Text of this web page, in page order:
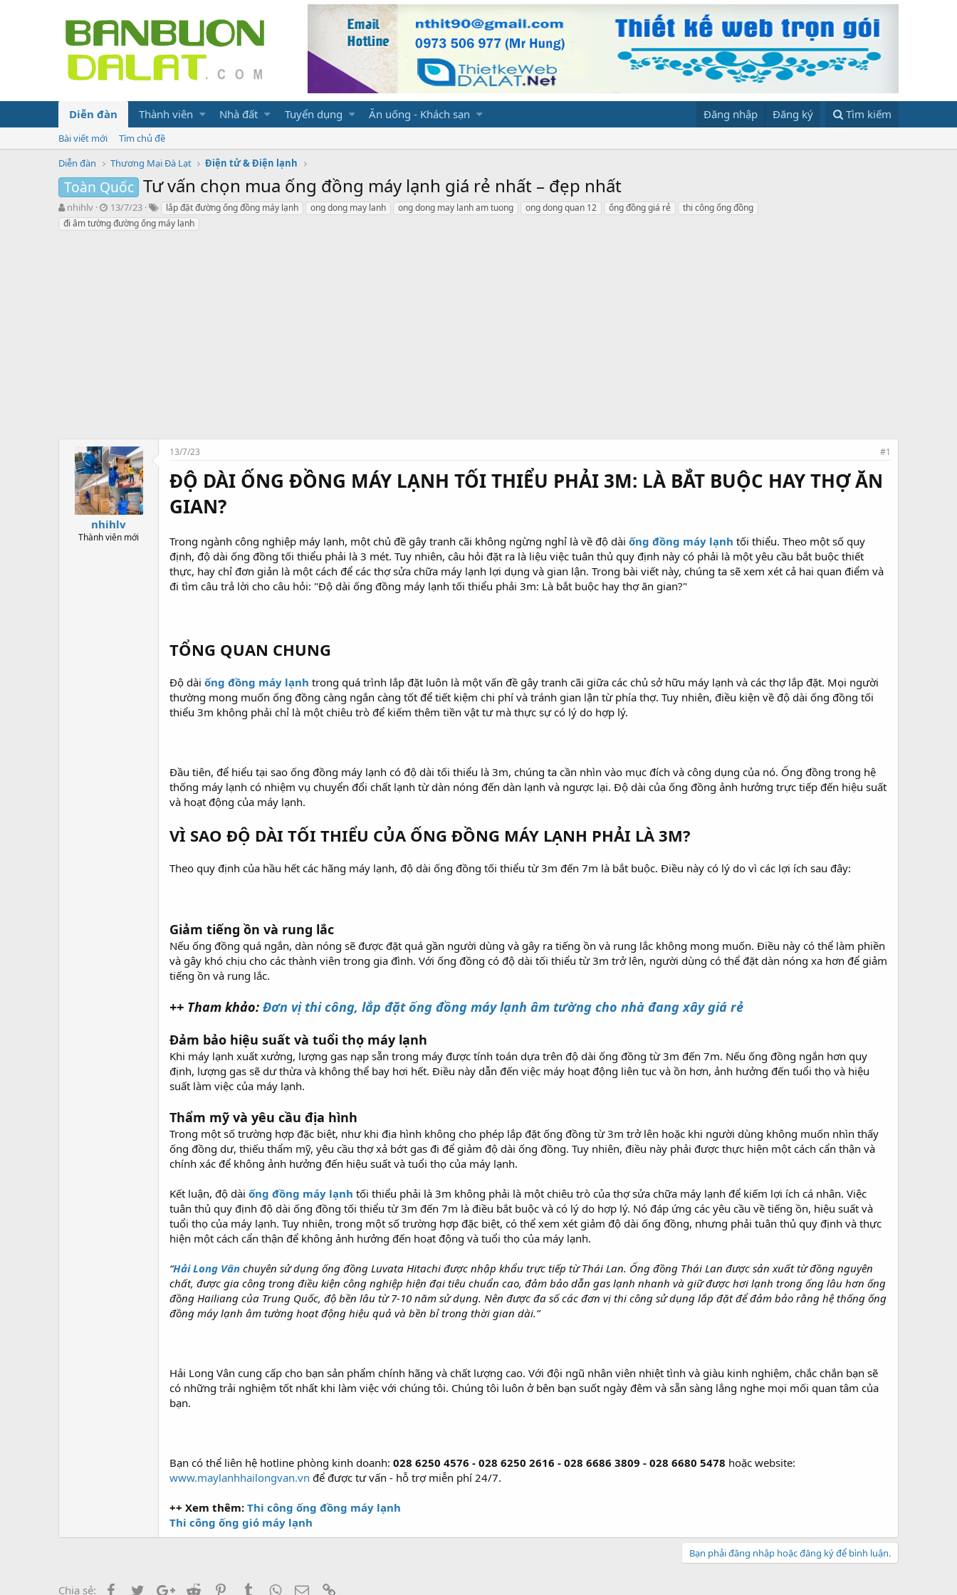
Diễn đàn Thành viên Nhà đất Tuyển dụng Ăn uống - Khách sạn Đăng nhập Đăng ký Tìm kiếm
Bài viết mới
Tìm chủ đề
Diễn đàn
Thương Mại Đà Lạt Điện tử & Điện lạnh
Toàn Quốc Tư vấn chọn mua ống đồng máy lạnh giá rẻ nhất – đẹp nhất
N
g
ư
nhihlv
N
g
à
13/7/23
T
ừ
k
lắp đặt đường ống đồng máy lạnh ong dong may lanh ong dong may lanh am tuong ong dong quan 12 ống đồng giá rẻ
thi công ống đồng
đi âm tường đường ống máy lạnh
nhihlv
Thành viên mới
13/7/23 #1
ĐỘ DÀI ỐNG ĐỒNG MÁY LẠNH TỐI THIỂU PHẢI 3M: LÀ BẮT BUỘC HAY THỢ ĂN
GIAN?
Trong ngành công nghiệp máy lạnh, một chủ đề gây tranh cãi không ngừng nghỉ là về độ dài ống đồng máy lạnh tối thiểu. Theo một số quy
định, độ dài ống đồng tối thiểu phải là 3 mét. Tuy nhiên, câu hỏi đặt ra là liệu việc tuân thủ quy định này có phải là một yêu cầu bắt buộc thiết
thực, hay chỉ đơn giản là một cách để các thợ sửa chữa máy lạnh lợi dụng và gian lận. Trong bài viết này, chúng ta sẽ xem xét cả hai quan điểm và
đi tìm câu trả lời cho câu hỏi: "Độ dài ống đồng máy lạnh tối thiểu phải 3m: Là bắt buộc hay thợ ăn gian?"
TỔNG QUAN CHUNG
Độ dài ống đồng máy lạnh trong quá trình lắp đặt luôn là một vấn đề gây tranh cãi giữa các chủ sở hữu máy lạnh và các thợ lắp đặt. Mọi người
thường mong muốn ống đồng càng ngắn càng tốt để tiết kiệm chi phí và tránh gian lận từ phía thợ. Tuy nhiên, điều kiện về độ dài ống đồng tối
thiểu 3m không phải chỉ là một chiêu trò để kiếm thêm tiền vật tư mà thực sự có lý do hợp lý.
Đầu tiên, để hiểu tại sao ống đồng máy lạnh có độ dài tối thiểu là 3m, chúng ta cần nhìn vào mục đích và công dụng của nó. Ống đồng trong hệ
thống máy lạnh có nhiệm vụ chuyển đổi chất lạnh từ dàn nóng đến dàn lạnh và ngược lại. Độ dài của ống đồng ảnh hưởng trực tiếp đến hiệu suất
và hoạt động của máy lạnh.
VÌ SAO ĐỘ DÀI TỐI THIỂU CỦA ỐNG ĐỒNG MÁY LẠNH PHẢI LÀ 3M?
Theo quy định của hầu hết các hãng máy lạnh, độ dài ống đồng tối thiểu từ 3m đến 7m là bắt buộc. Điều này có lý do vì các lợi ích sau đây:
Giảm tiếng ồn và rung lắc
Nếu ống đồng quá ngắn, dàn nóng sẽ được đặt quá gần người dùng và gây ra tiếng ồn và rung lắc không mong muốn. Điều này có thể làm phiền
và gây khó chịu cho các thành viên trong gia đình. Với ống đồng có độ dài tối thiểu từ 3m trở lên, người dùng có thể đặt dàn nóng xa hơn để giảm
tiếng ồn và rung lắc.
++ Tham khảo: Đơn vị thi công, lắp đặt ống đồng máy lạnh âm tường cho nhà đang xây giá rẻ
Đảm bảo hiệu suất và tuổi thọ máy lạnh
Khi máy lạnh xuất xưởng, lượng gas nạp sẵn trong máy được tính toán dựa trên độ dài ống đồng từ 3m đến 7m. Nếu ống đồng ngắn hơn quy
định, lượng gas sẽ dư thừa và không thể bay hơi hết. Điều này dẫn đến việc máy hoạt động liên tục và ồn hơn, ảnh hưởng đến tuổi thọ và hiệu
suất làm việc của máy lạnh.
Thẩm mỹ và yêu cầu địa hình
Trong một số trường hợp đặc biệt, như khi địa hình không cho phép lắp đặt ống đồng từ 3m trở lên hoặc khi người dùng không muốn nhìn thấy
ống đồng dư, thiếu thẩm mỹ, yêu cầu thợ xả bớt gas đi để giảm độ dài ống đồng. Tuy nhiên, điều này phải được thực hiện một cách cẩn thận và
chính xác để không ảnh hưởng đến hiệu suất và tuổi thọ của máy lạnh.
Kết luận, độ dài ống đồng máy lạnh tối thiểu phải là 3m không phải là một chiêu trò của thợ sửa chữa máy lạnh để kiếm lợi ích cá nhân. Việc
tuân thủ quy định độ dài ống đồng tối thiểu từ 3m đến 7m là điều bắt buộc và có lý do hợp lý. Nó đáp ứng các yêu cầu về tiếng ồn, hiệu suất và
tuổi thọ của máy lạnh. Tuy nhiên, trong một số trường hợp đặc biệt, có thể xem xét giảm độ dài ống đồng, nhưng phải tuân thủ quy định và thực
hiện một cách cẩn thận để không ảnh hưởng đến hoạt động và tuổi thọ của máy lạnh.
“Hải Long Vân chuyên sử dụng ống đồng Luvata Hitachi được nhập khẩu trực tiếp từ Thái Lan. Ống đồng Thái Lan được sản xuất từ đồng nguyên
chất, được gia công trong điều kiện công nghiệp hiện đại tiêu chuẩn cao, đảm bảo dẫn gas lạnh nhanh và giữ được hơi lạnh trong ống lâu hơn ống
đồng Hailiang của Trung Quốc, độ bền lâu từ 7-10 năm sử dụng. Nên được đa số các đơn vị thi công sử dụng lắp đặt để đảm bảo rằng hệ thống ống
đồng máy lạnh âm tường hoạt động hiệu quả và bền bỉ trong thời gian dài.”
Hải Long Vân cung cấp cho bạn sản phẩm chính hãng và chất lượng cao. Với đội ngũ nhân viên nhiệt tình và giàu kinh nghiệm, chắc chắn bạn sẽ
có những trải nghiệm tốt nhất khi làm việc với chúng tôi. Chúng tôi luôn ở bên bạn suốt ngày đêm và sẵn sàng lắng nghe mọi mối quan tâm của
bạn.
Bạn có thể liên hệ hotline phòng kinh doanh: 028 6250 4576 - 028 6250 2616 - 028 6686 3809 - 028 6680 5478 hoặc website:
www.maylanhhailongvan.vn để được tư vấn - hỗ trợ miễn phí 24/7.
++ Xem thêm: Thi công ống đồng máy lạnh
Thi công ống gió máy lạnh
Bạn phải đăng nhập hoặc đăng ký để bình luận.
Chia sẻ: FacebookTwitterGoogle+
Reddit PinterestTumblrWhatsApp
Email